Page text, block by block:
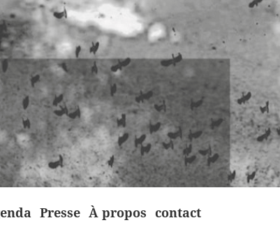
Presse À propos contact